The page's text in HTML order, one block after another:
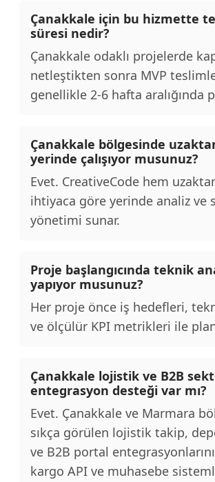
Çanakkale için bu hizmette
süresi nedir?
Çanakkale odaklı projelerde
netleştikten sonra MVP
genellikle 2-6 hafta aralığında
Çanakkale bölgesinde
yerinde çalışıyor musunuz?
Evet. CreativeCode hem
ihtiyaca göre yerinde analiz ve
yönetimi sunar.
Proje başlangıcında teknik
yapıyor musunuz?
Her proje önce iş hedefleri,
ve ölçülür KPI metrikleri ile
Çanakkale lojistik ve B2B
entegrasyon desteği var mı?
Evet. Çanakkale ve Marmara
sıkça görülen lojistik takip,
ve B2B portal entegrasyonlarını
kargo API ve muhasebe